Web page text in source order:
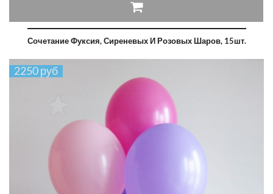
Сочетание Фуксия, Сиреневых И Розовых Шаров, 15шт.
2250 руб